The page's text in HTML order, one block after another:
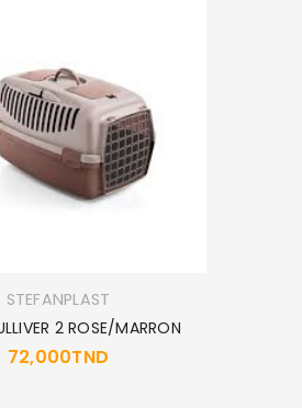
STEFANPLAST
2 ROSE/MARRON
72,000TND